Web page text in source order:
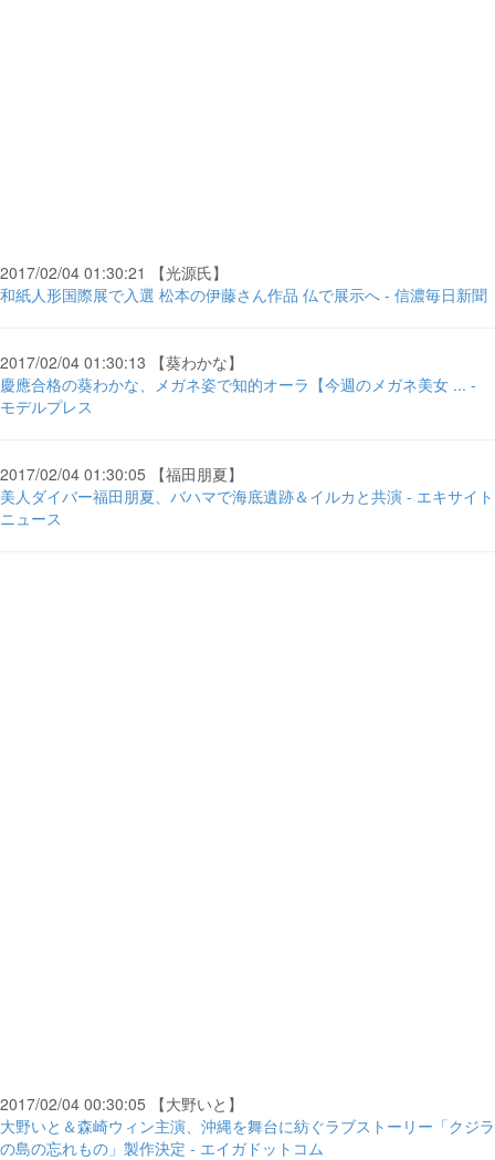
2017/02/04 01:30:21 【光源氏】
和紙人形国際展で入選 松本の伊藤さん作品 仏で展示へ - 信濃毎日新聞
2017/02/04 01:30:13 【葵わかな】
慶應合格の葵わかな、メガネ姿で知的オーラ【今週のメガネ美女 ... -
モデルプレス
2017/02/04 01:30:05 【福田朋夏】
美人ダイバー福田朋夏、バハマで海底遺跡＆イルカと共演 - エキサイト
ニュース
2017/02/04 00:30:05 【大野いと】
大野いと＆森崎ウィン主演、沖縄を舞台に紡ぐラブストーリー「クジラ
の島の忘れもの」製作決定 - エイガドットコム